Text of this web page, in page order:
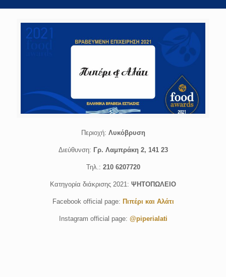
Περιοχή: Λυκόβρυση
Διεύθυνση: Γρ. Λαμπράκη 2, 141 23
Τηλ.: 210 6207720
Κατηγορία διάκρισης 2021: ΨΗΤΟΠΩΛΕΙΟ
Facebook official page: Πιπέρι και Aλάτι
Instagram official page: @piperialati